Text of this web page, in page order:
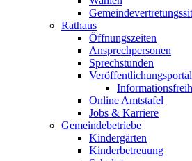
Rathaus
Öffnungszeiten
Ansprechpersonen
Sprechstunden
Veröffentlichungsportal
Online Amtstafel
Jobs & Karriere
Gemeindebetriebe
Kindergärten
Kinderbetreuung